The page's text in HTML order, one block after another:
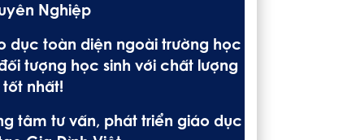
Nghiệp
dục toàn diện ngoài trường học
tượng học sinh với chất lượng
tốt nhất!
tâm tư vấn, phát triển giáo dục